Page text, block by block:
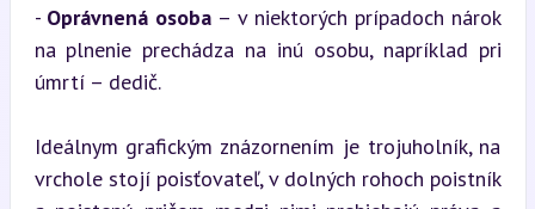
- Oprávnená osoba – v niektorých prípadoch nárok
na plnenie prechádza na inú osobu, napríklad pri
úmrtí – dedič.
Ideálnym grafickým znázornením je trojuholník, na
vrchole stojí poisťovateľ, v dolných rohoch poistník